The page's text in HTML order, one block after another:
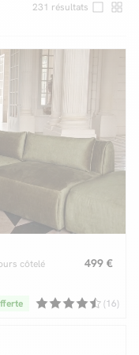
231 résultats
côtelé 499 €
(16)